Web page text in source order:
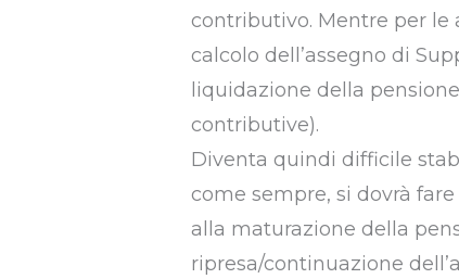
contributivo. Mentre per le
calcolo dell’assegno di
liquidazione della
contributive).
Diventa quindi difficile
come sempre, si dovrà
alla maturazione della
ripresa/continuazione